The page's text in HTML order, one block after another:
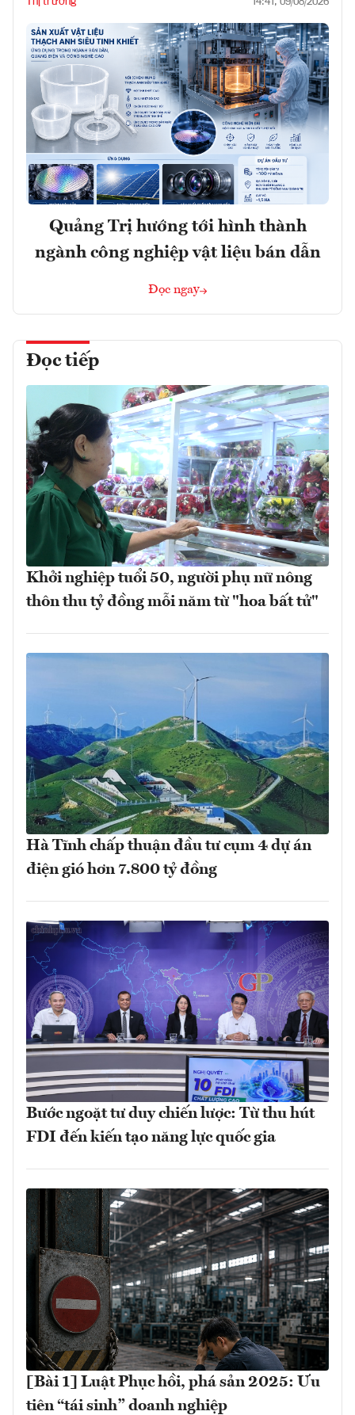
Quảng Trị hướng tới hình thành
ngành công nghiệp vật liệu bán dẫn
Đọc ngay
Đọc tiếp
Khởi nghiệp tuổi 50, người phụ nữ nông
thôn thu tỷ đồng mỗi năm từ "hoa bất tử"
Hà Tĩnh chấp thuận đầu tư cụm 4 dự án
điện gió hơn 7.800 tỷ đồng
Bước ngoặt tư duy chiến lược: Từ thu hút
FDI đến kiến tạo năng lực quốc gia
[Bài 1] Luật Phục hồi, phá sản 2025: Ưu
tiên “tái sinh” doanh nghiệp